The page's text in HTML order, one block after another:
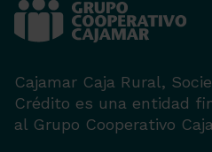
Cajamar Caja Rural,
Crédito es una entidad
al Grupo Cooperativo